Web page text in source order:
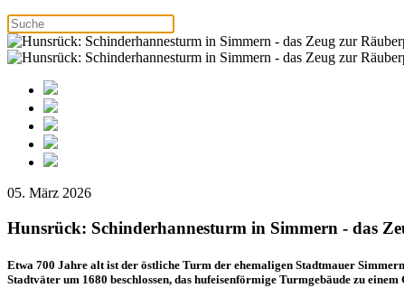
05. März 2026
Hunsrück: Schinderhannesturm in Simmern - das
Etwa 700 Jahre alt ist der östliche Turm der ehemaligen Stadtmauer
Stadtväter um 1680 beschlossen, das hufeisenförmige Turmgebäude zu einem